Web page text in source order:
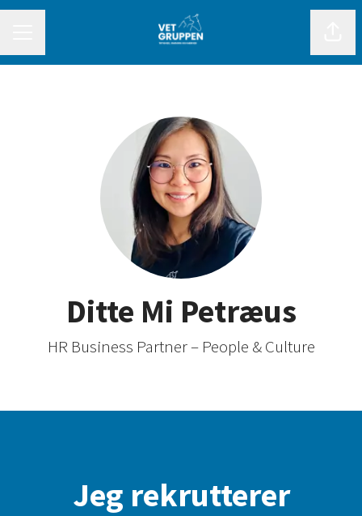
Ditte Mi Petræus
HR Business Partner – People & Culture
Jeg rekrutterer